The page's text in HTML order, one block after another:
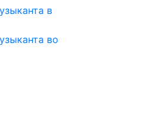
в
во